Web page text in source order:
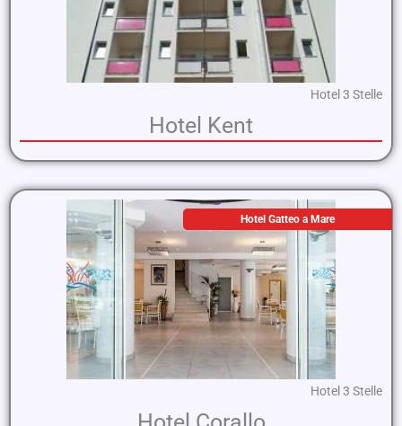
Hotel 3 Stelle
Hotel Kent
Hotel Gatteo a Mare
Hotel 3 Stelle